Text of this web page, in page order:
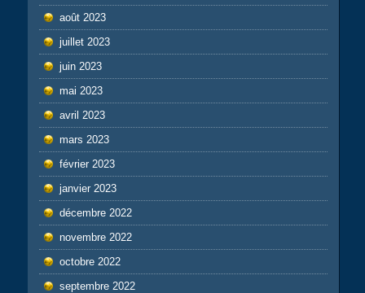
août 2023
juillet 2023
juin 2023
mai 2023
avril 2023
mars 2023
février 2023
janvier 2023
décembre 2022
novembre 2022
octobre 2022
septembre 2022